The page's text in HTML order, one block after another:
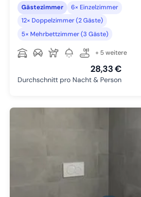
Gästezimmer
6× Einzelzimmer
12× Doppelzimmer (2 Gäste)
5× Mehrbettzimmer (3 Gäste)
+ 5 weitere
28,33 €
Durchschnitt pro Nacht & Person